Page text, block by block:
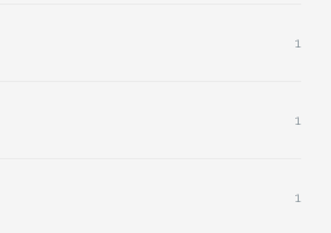
1
1
1